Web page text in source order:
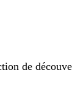
de